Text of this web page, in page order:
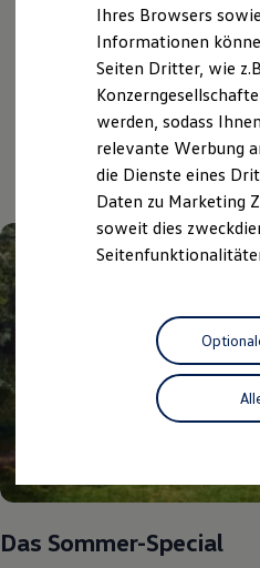
Kontrollleuchten
Kurzfahrprofile
XTL-
Ersatzteile und
Original Zubehör
myVolkswagen
Elektrisch & Autonom
Elektro - &
Ladelösungen
Ladelösungen
Wallbox und
Bidirektionales
Förderung & Kosten
Kostensimulator
Autonomes Fahren
Online Beratung
Service
Aktuelle
und
Das Sommer-Special
Ihres Browsers
Informationen
Seiten Dritter, wie
werden, sodass
relevante Werbung
die Dienste eines
Daten zu Marketing
soweit dies